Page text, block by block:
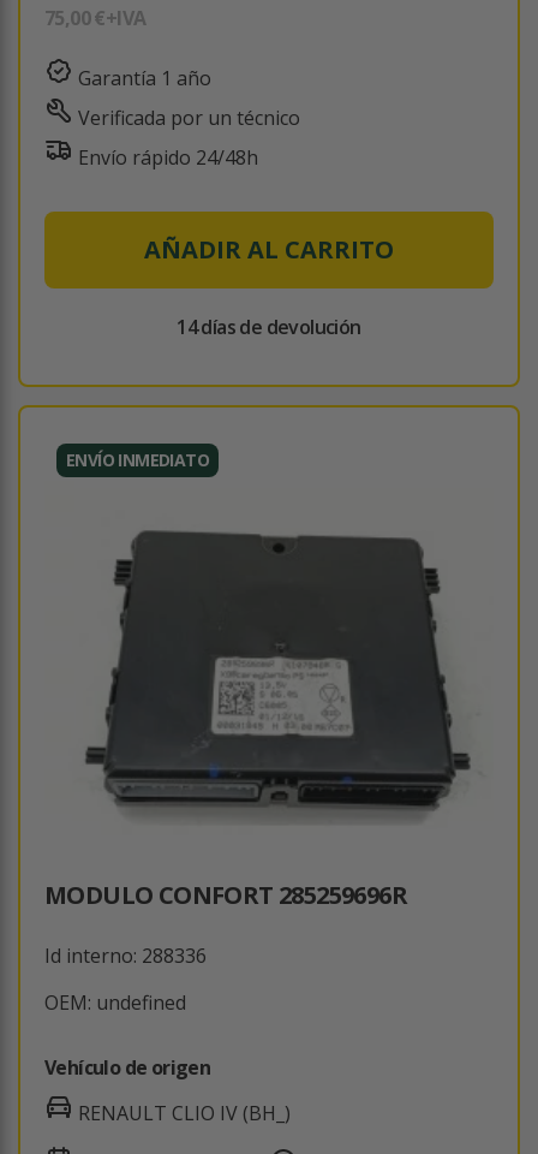
75,00 €+IVA
Garantía 1 año
Verificada por un técnico
Envío rápido 24/48h
AÑADIR AL CARRITO
14 días de devolución
ENVÍO INMEDIATO
MODULO CONFORT 285259696R
Id interno: 288336
OEM: undefined
Vehículo de origen
RENAULT CLIO IV (BH_)